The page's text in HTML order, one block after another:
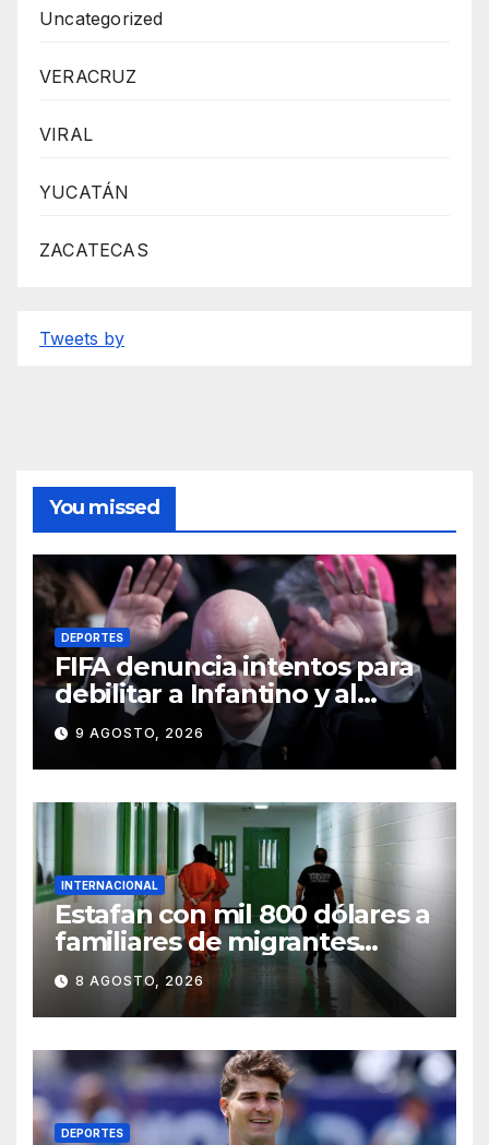
Uncategorized
VERACRUZ
VIRAL
YUCATÁN
ZACATECAS
Tweets by
You missed
DEPORTES
FIFA denuncia intentos para
debilitar a Infantino y al
propio organismo
9 AGOSTO, 2026
INTERNACIONAL
Estafan con mil 800 dólares a
familiares de migrantes
detenidos en Estados Unidos;
prometen liberarlos
8 AGOSTO, 2026
DEPORTES